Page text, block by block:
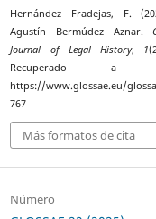
Hernández Fradejas, F.
Agustín Bermúdez Aznar.
Journal of Legal History, 1
Recuperado
https://www.glossae.eu/
767
Más formatos de cita
Número